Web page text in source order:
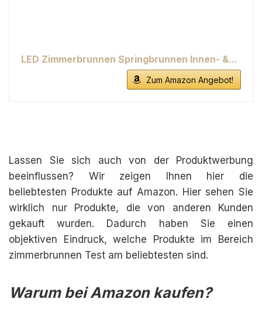
LED Zimmerbrunnen Springbrunnen Innen- &...
Zum Amazon Angebot!
Lassen Sie sich auch von der Produktwerbung
beeinflussen? Wir zeigen Ihnen hier die
beliebtesten Produkte auf Amazon. Hier sehen Sie
wirklich nur Produkte, die von anderen Kunden
gekauft wurden. Dadurch haben Sie einen
objektiven Eindruck, welche Produkte im Bereich
zimmerbrunnen Test am beliebtesten sind.
Warum bei Amazon kaufen?